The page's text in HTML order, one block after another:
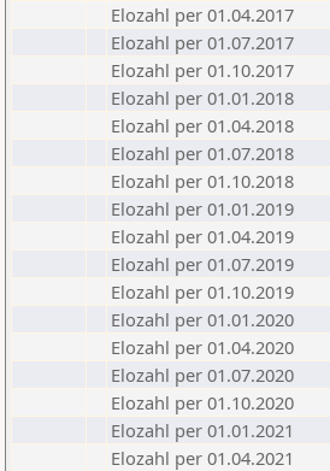
Elozahl per 01.04.2017
Elozahl per 01.07.2017
Elozahl per 01.10.2017
Elozahl per 01.01.2018
Elozahl per 01.04.2018
Elozahl per 01.07.2018
Elozahl per 01.10.2018
Elozahl per 01.01.2019
Elozahl per 01.04.2019
Elozahl per 01.07.2019
Elozahl per 01.10.2019
Elozahl per 01.01.2020
Elozahl per 01.04.2020
Elozahl per 01.07.2020
Elozahl per 01.10.2020
Elozahl per 01.01.2021
Elozahl per 01.04.2021